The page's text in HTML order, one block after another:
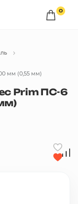
0
ценам.
мм (0,55 мм)
Prim ПС-6